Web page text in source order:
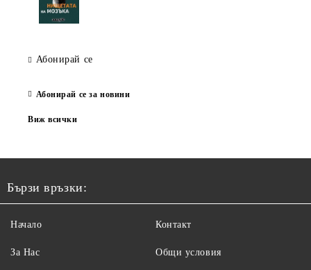
Абонирай се
Абонирай се за новини
Виж всички
Бързи връзки:
Начало
За Нас
Контакт
Общи условия